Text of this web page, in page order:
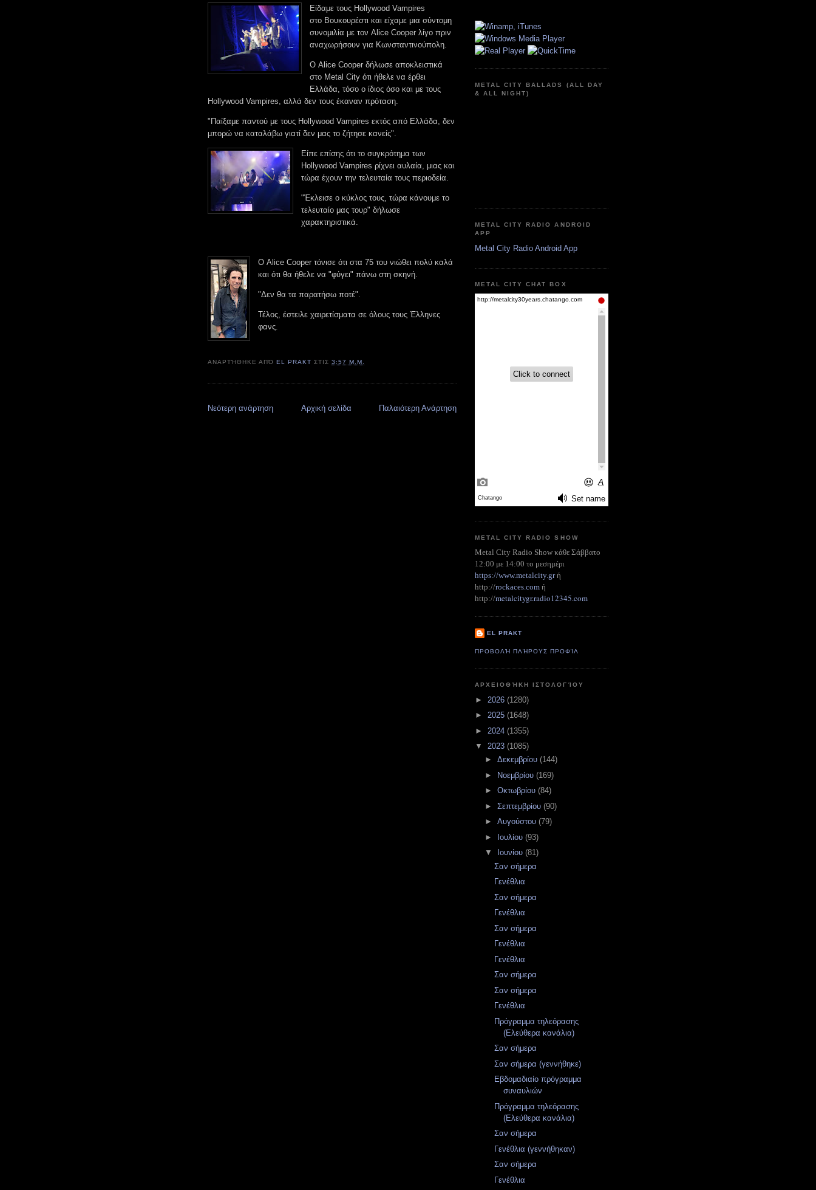
Είδαμε τους Hollywood Vampires
στο Βουκουρέστι και είχαμε μια σύντομη
συνομιλία με τον Alice Cooper λίγο πριν
αναχωρήσουν για Κωνσταντινούπολη.
Ο Alice Cooper δήλωσε αποκλειστικά
στο Metal City ότι ήθελε να έρθει
Ελλάδα, τόσο ο ίδιος όσο και με τους
Hollywood Vampires, αλλά δεν τους έκαναν πρόταση.
"Παίξαμε παντού με τους Hollywood Vampires εκτός από Ελλάδα, δεν
μπορώ να καταλάβω γιατί δεν μας το ζήτησε κανείς".
Είπε επίσης ότι το συγκρότημα των
Hollywood Vampires ρίχνει αυλαία, μιας και
τώρα έχουν την τελευταία τους περιοδεία.
"Έκλεισε ο κύκλος τους, τώρα κάνουμε το
τελευταίο μας τουρ" δήλωσε
χαρακτηριστικά.
Ο Alice Cooper τόνισε ότι στα 75 του νιώθει πολύ καλά
και ότι θα ήθελε να "φύγει" πάνω στη σκηνή.
"Δεν θα τα παρατήσω ποτέ".
Τέλος, έστειλε χαιρετίσματα σε όλους τους Έλληνες
φανς.
ΑΝΑΡΤΉΘΗΚΕ ΑΠΌEL PRAKT ΣΤΙΣ3:57 Μ.Μ.
Νεότερη ανάρτηση Παλαιότερη Ανάρτηση
Αρχική σελίδα
METAL CITY BALLADS (ALL DAY
& ALL NIGHT)
METAL CITY RADIO ANDROID
APP
Metal City Radio Android App
METAL CITY CHAT BOX
METAL CITY RADIO SHOW
Metal City Radio Show κάθε Σάββατο
12:00 με 14:00 το μεσημέρι
https://www.metalcity.grή
http://rockaces.com ή
http://metalcitygr.radio12345.com
EL PRAKT
ΠΡΟΒΟΛΉ ΠΛΉΡΟΥΣ ΠΡΟΦΊΛ
ΑΡΧΕΙΟΘΉΚΗ ΙΣΤΟΛΟΓΊΟΥ
► 2026 (1280)
► 2025 (1648)
► 2024 (1355)
▼ 2023 (1085)
► Δεκεμβρίου (144)
►
Νοεμβρίου (169)
► Οκτωβρίου (84)
► Σεπτεμβρίου (90)
► Αυγούστου (79)
►
Ιουλίου (93)
▼
Ιουνίου (81)
Σαν σήμερα
Γενέθλια
Σαν σήμερα
Γενέθλια
Σαν σήμερα
Γενέθλια
Γενέθλια
Σαν σήμερα
Σαν σήμερα
Γενέθλια
Πρόγραμμα τηλεόρασης
(Ελεύθερα κανάλια)
Σαν σήμερα
Σαν σήμερα (γεννήθηκε)
Εβδομαδιαίο πρόγραμμα
συναυλιών
Πρόγραμμα τηλεόρασης
(Ελεύθερα κανάλια)
Σαν σήμερα
Γενέθλια (γεννήθηκαν)
Σαν σήμερα
Γενέθλια